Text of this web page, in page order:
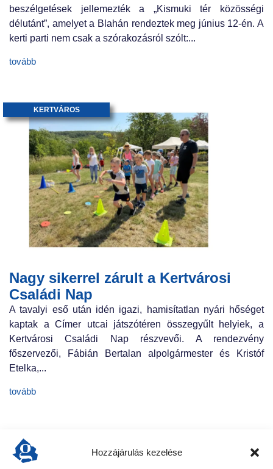
Hozzájárulás kezelése
beszélgetések jellemezték a „Kismuki tér közösségi
délutánt”, amelyet a Blahán rendeztek meg június 12-én. A
kerti parti nem csak a szórakozásról szólt:...
tovább
Nagy sikerrel zárult a Kertvárosi
Családi Nap
KERTVÁROS
A tavalyi eső után idén igazi, hamisítatlan nyári hőséget
kaptak a Címer utcai játszótéren összegyűlt helyiek, a
Kertvárosi Családi Nap részvevői. A rendezvény
főszervezői, Fábián Bertalan alpolgármester és Kristóf
Etelka,...
tovább